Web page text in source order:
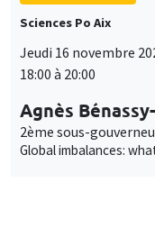
Sciences Po Aix
Jeudi 16 novembre
18:00 à 20:00
Agnès
2ème sous-
Global imbalances: